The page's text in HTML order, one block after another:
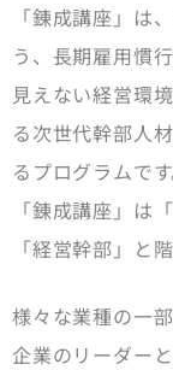
「錬成講座」は
う、長期雇用慣
見えない経営環
る次世代幹部人
るプログラムです
「錬成講座」は
「経営幹部」と
様々な業種の一
企業のリーダー